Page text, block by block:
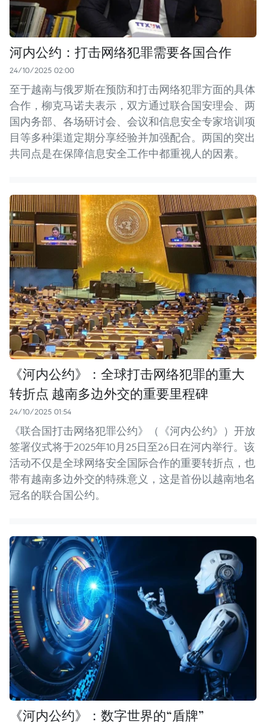
河内公约：打击网络犯罪需要各国合作
24/10/2025 02:00
至于越南与俄罗斯在预防和打击网络犯罪方面的具体
合作，柳克马诺夫表示，双方通过联合国安理会、两
国内务部、各场研讨会、会议和信息安全专家培训项
目等多种渠道定期分享经验并加强配合。两国的突出
共同点是在保障信息安全工作中都重视人的因素。
《河内公约》：全球打击网络犯罪的重大
转折点 越南多边外交的重要里程碑
24/10/2025 01:54
《联合国打击网络犯罪公约》（《河内公约》）开放
签署仪式将于2025年10月25日至26日在河内举行。该
活动不仅是全球网络安全国际合作的重要转折点，也
带有越南多边外交的特殊意义，这是首份以越南地名
冠名的联合国公约。
《河内公约》：数字世界的“盾牌”